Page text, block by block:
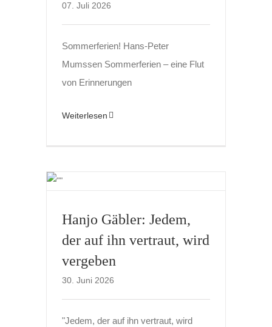
07. Juli 2026
Sommerferien! Hans-Peter
Mumssen Sommerferien – eine Flut
von Erinnerungen
Weiterlesen
Hanjo Gäbler: Jedem,
der auf ihn vertraut, wird
vergeben
30. Juni 2026
"Jedem, der auf ihn vertraut, wird